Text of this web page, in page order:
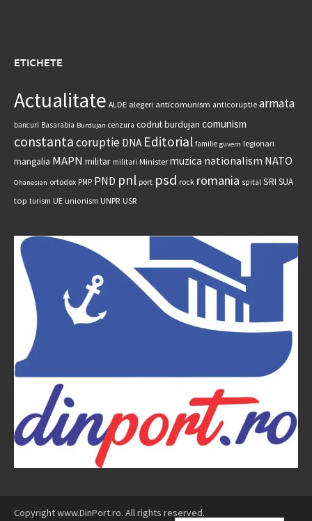
ETICHETE
Actualitate ALDE alegeri anticomunism anticoruptie armata
bancuri Basarabia Burdujan cenzura codrut burdujan comunism
constantacoruptie DNA Editorial familie guvern legionari
mangalia MAPN militar militari Minister muzica nationalism NATO
Ohanesian ortodox PMP PND pnl port psd rock romania spital SRI SUA
top turism UE unionism UNPR USR
Copyright www.DinPort.ro. All rights reserved.